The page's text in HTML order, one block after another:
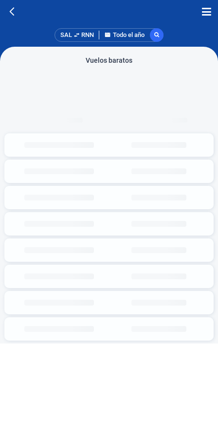
SAL RNN Todo el año
Vuelos baratos